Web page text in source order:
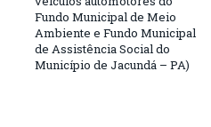
Fundo Municipal de Meio
Ambiente e Fundo Municipal
de Assistência Social do
Município de Jacundá – PA)